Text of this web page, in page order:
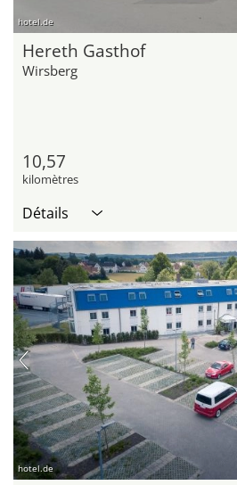
hotel.de
Hereth Gasthof
Wirsberg
10,57
kilomètres
Détails
hotel.de